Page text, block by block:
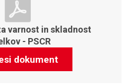
varnost in skladnost
- PSCR
dokument